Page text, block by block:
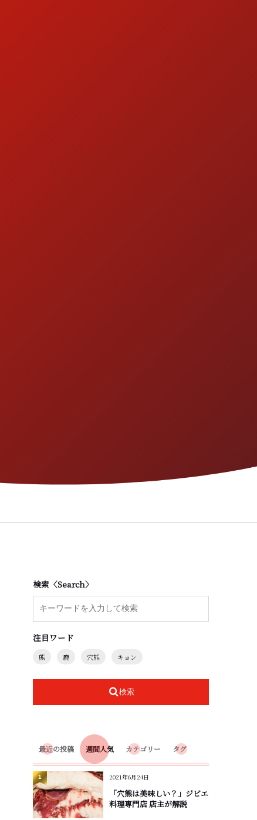
検索〈Search〉
注目ワード
熊 鹿 穴熊 キョン
検索
最近の投稿 週間人気 カテゴリー タグ
2021年6月24日
「穴熊は美味しい？」ジビエ
料理専門店 店主が解説
1